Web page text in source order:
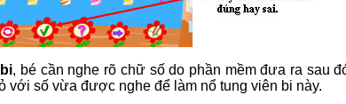
, bé cần nghe rõ chữ số do phần mềm đưa ra sau
với số vừa được nghe để làm nổ tung viên bi này.